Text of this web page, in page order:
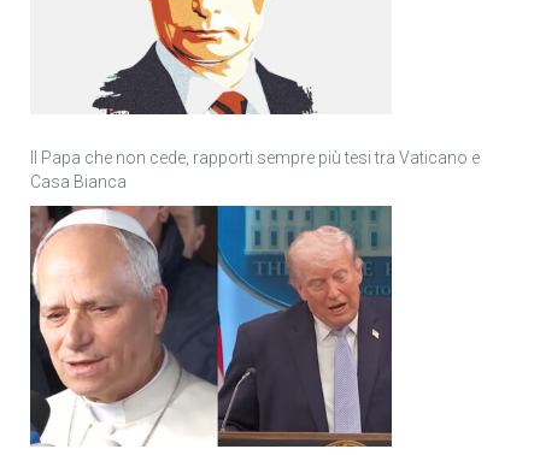
Il Papa che non cede, rapporti sempre più tesi tra Vaticano e
Casa Bianca